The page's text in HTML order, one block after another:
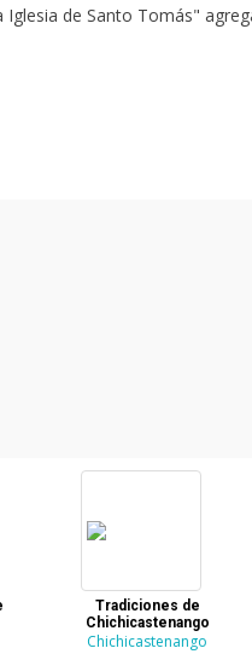
de Santo Tomás"
Tradiciones de
Chichicastenango
Chichicastenango